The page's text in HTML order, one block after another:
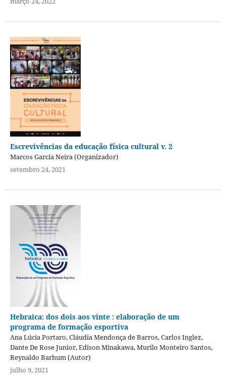
Escrevivências da educação física cultural v. 2
Marcos Garcia Neira (Organizador)
setembro 24, 2021
Hebraica: dos dois aos vinte : elaboração de um
programa de formação esportiva
Ana Lúcia Portaro, Cláudia Mendonça de Barros, Carlos Inglez,
Dante De Rose Junior, Edison Minakawa, Murilo Monteiro Santos,
Reynaldo Barhum (Autor)
julho 9, 2021